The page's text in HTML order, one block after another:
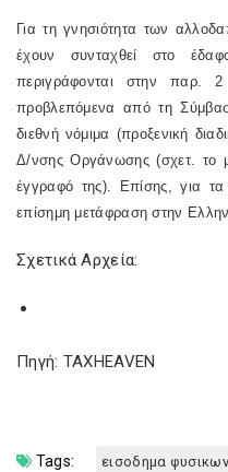
Για τη γνησιότητα των
έχουν συνταχθεί στο
περιγράφονται στην παρ.
προβλεπόμενα από τη
διεθνή νόμιμα (προξενική
Δ/νσης Οργάνωσης (σχετ. το
έγγραφό της). Επίσης, για τα
επίσημη μετάφραση στην
Σχετικά Αρχεία:
Πηγή: TAXHEAVEN
Tags: εισοδημα